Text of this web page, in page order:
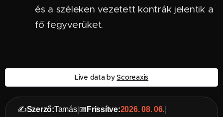
és a széleken vezetett kontrák jelentik a
fő fegyverüket.
Live data byScoreaxis
✍️Szerző:Tamás| 📅 Frissítve:2026. 08. 06.